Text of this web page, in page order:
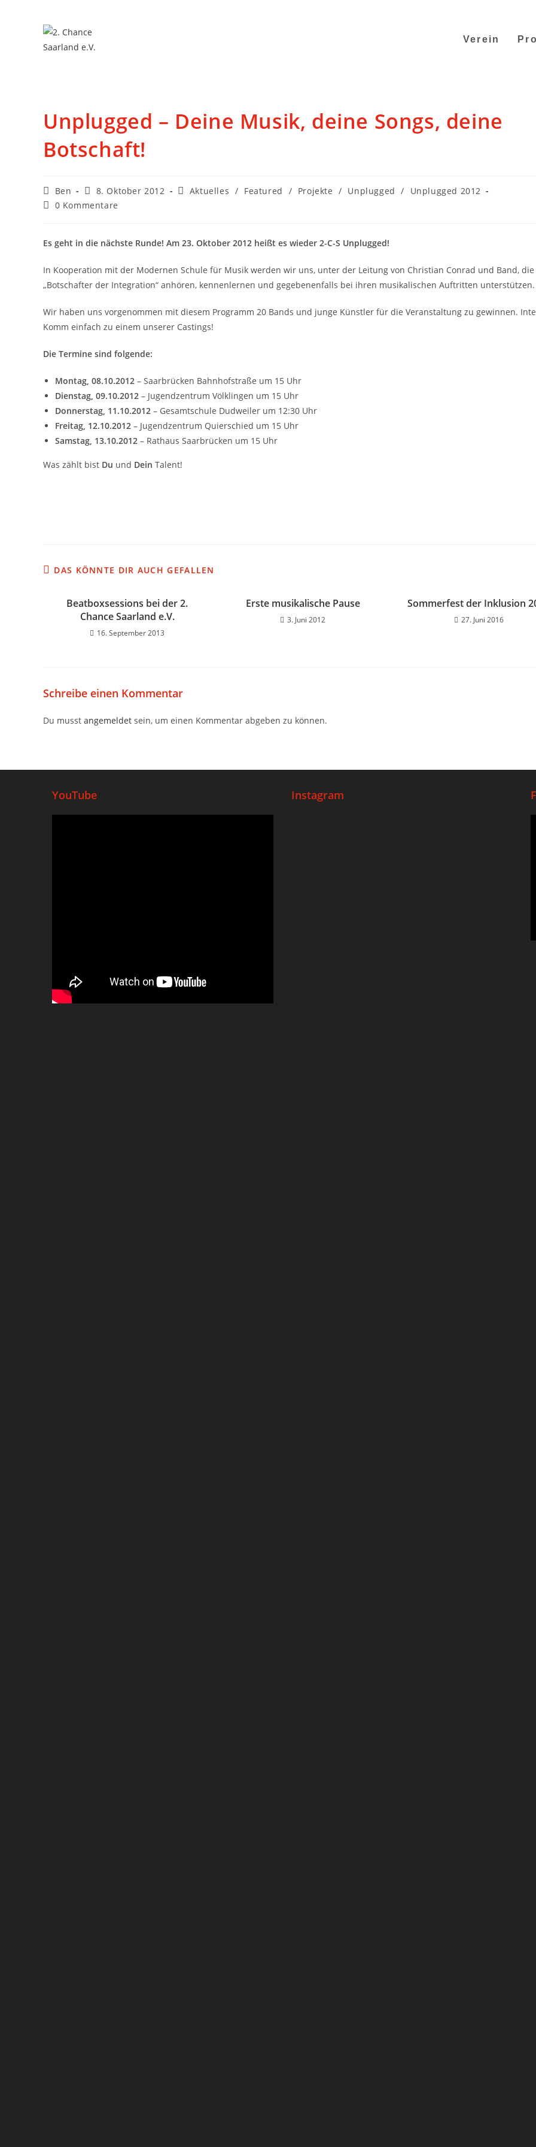
Verein
Unplugged – Deine Musik, deine Songs, deine
Botschaft!
Ben 8. Oktober 2012 Aktuelles / Featured / Projekte / Unplugged /
Unplugged 2012
0 Kommentare
Es geht in die nächste Runde! Am 23. Oktober 2012 heißt es wieder 2-C-S Unplugged!
In Kooperation mit der Modernen Schule für Musik werden wir uns, unter der Leitung von Christian Conrad und Band, die
„Botschafter der Integration“ anhören, kennenlernen und gegebenenfalls bei ihren musikalischen Auftritten unterstützen.
Wir haben uns vorgenommen mit diesem Programm 20 Bands und junge Künstler für die Veranstaltung zu gewinnen.
Komm einfach zu einem unserer Castings!
Die Termine sind folgende:
Montag, 08.10.2012 – Saarbrücken Bahnhofstraße um 15 Uhr
Dienstag, 09.10.2012 – Jugendzentrum Völklingen um 15 Uhr
Donnerstag, 11.10.2012 – Gesamtschule Dudweiler um 12:30 Uhr
Freitag, 12.10.2012 – Jugendzentrum Quierschied um 15 Uhr
Samstag, 13.10.2012 – Rathaus Saarbrücken um 15 Uhr
Was zählt bist Du und Dein Talent!
DAS KÖNNTE DIR AUCH GEFALLEN
Beatboxsessions bei der 2.
Chance Saarland e.V.
16. September 2013
Erste musikalische Pause
3. Juni 2012
Sommerfest der Inklusion
27. Juni 2016
Schreibe einen Kommentar
Du musst angemeldet sein, um einen Kommentar abgeben zu können.
YouTube Instagram